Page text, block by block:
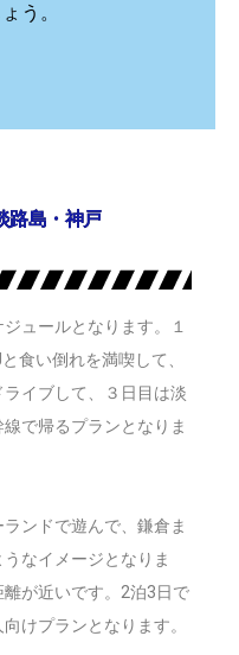
う。
路島・神戸
ュールとなります。１
食い倒れを満喫して、
イブして、３日目は淡
で帰るプランとなりま
ンドで遊んで、鎌倉ま
なイメージとなりま
が近いです。2泊3日で
けプランとなります。